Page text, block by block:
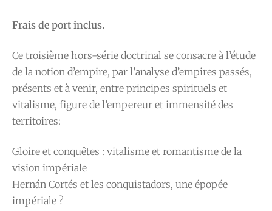
Frais de port inclus.
Ce troisième hors-série doctrinal se consacre à l’étude
de la notion d’empire, par l’analyse d’empires passés,
présents et à venir, entre principes spirituels et
vitalisme, figure de l’empereur et immensité des
territoires:
Gloire et conquêtes : vitalisme et romantisme de la
vision impériale
Hernán Cortés et les conquistadors, une épopée
impériale ?